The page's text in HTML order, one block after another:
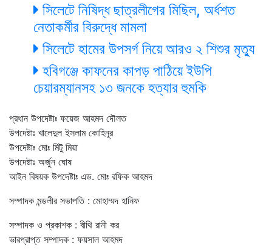
সিলেটে নিষিদ্ধ ছাত্রলীগের মিছিল, অর্ধশত
নেতাকর্মীর বিরুদ্ধে মামলা
সিলেটে হামের উপসর্গ নিয়ে আরও ২ শিশুর মৃত্যু
হবিগঞ্জে কাফনের কাপড় পাঠিয়ে ইউপি
চেয়ারম্যানসহ ১৩ জনকে হত্যার হুমকি
প্রধান উপদেষ্টাঃ ফয়েজ আহমদ দৌলত
উপদেষ্টাঃ খালেদুল ইসলাম কোহিনূর
উপদেষ্টাঃ মোঃ মিটু মিয়া
উপদেষ্টাঃ অর্জুন ঘোষ
আইন বিষয়ক উপদেষ্টাঃ এড. মোঃ রফিক আহমদ
সম্পাদক মন্ডলীর সভাপতি : মোহাম্মদ হানিফ
সম্পাদক ও প্রকাশক : বীথি রানী কর
ভারপ্রাপ্ত সম্পাদক : ফয়সাল আহমদ